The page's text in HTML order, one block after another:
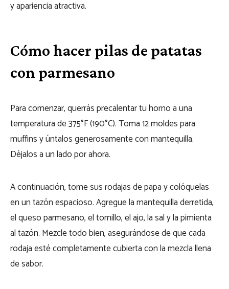
y apariencia atractiva.
Cómo hacer pilas de patatas
con parmesano
Para comenzar, querrás precalentar tu horno a una
temperatura de 375°F (190°C). Toma 12 moldes para
muffins y úntalos generosamente con mantequilla.
Déjalos a un lado por ahora.
A continuación, tome sus rodajas de papa y colóquelas
en un tazón espacioso. Agregue la mantequilla derretida,
el queso parmesano, el tomillo, el ajo, la sal y la pimienta
al tazón. Mezcle todo bien, asegurándose de que cada
rodaja esté completamente cubierta con la mezcla llena
de sabor.